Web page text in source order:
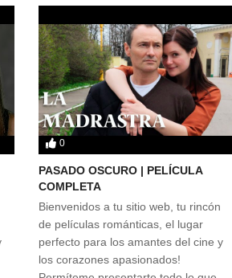
0
PASADO OSCURO | PELÍCULA
COMPLETA
Bienvenidos a tu sitio web, tu rincón
de películas románticas, el lugar
perfecto para los amantes del cine y
los corazones apasionados!